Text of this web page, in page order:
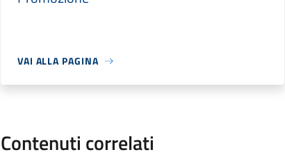
VAI ALLA PAGINA
Contenuti correlati